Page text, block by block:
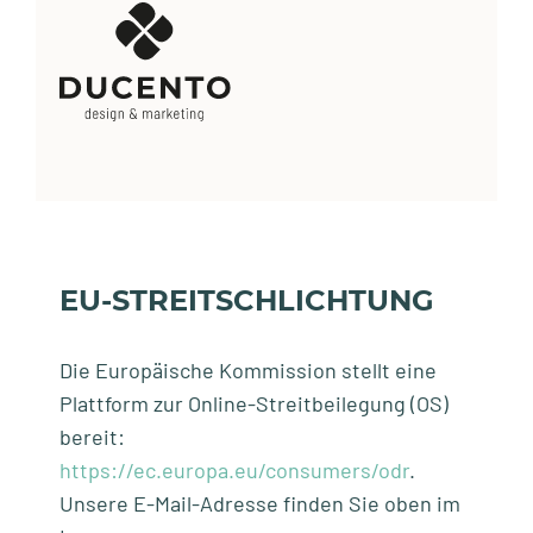
EU-STREITSCHLICHTUNG
Die Europäische Kommission stellt eine
Plattform zur Online-Streitbeilegung (OS)
bereit:
https://ec.europa.eu/consumers/odr.
Unsere E-Mail-Adresse finden Sie oben im